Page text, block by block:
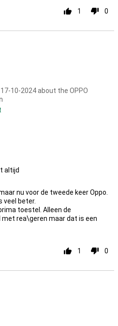
1 0
10-2024 about the OPPO
altijd
nu voor de tweede keer Oppo.
veel beter.
toestel. Alleen de
rea\geren maar dat is een
1 0